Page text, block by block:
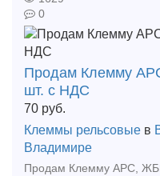
0
Продам Клемму
шт. с НДС
70 руб.
Клеммы рельсовые в
Владимире